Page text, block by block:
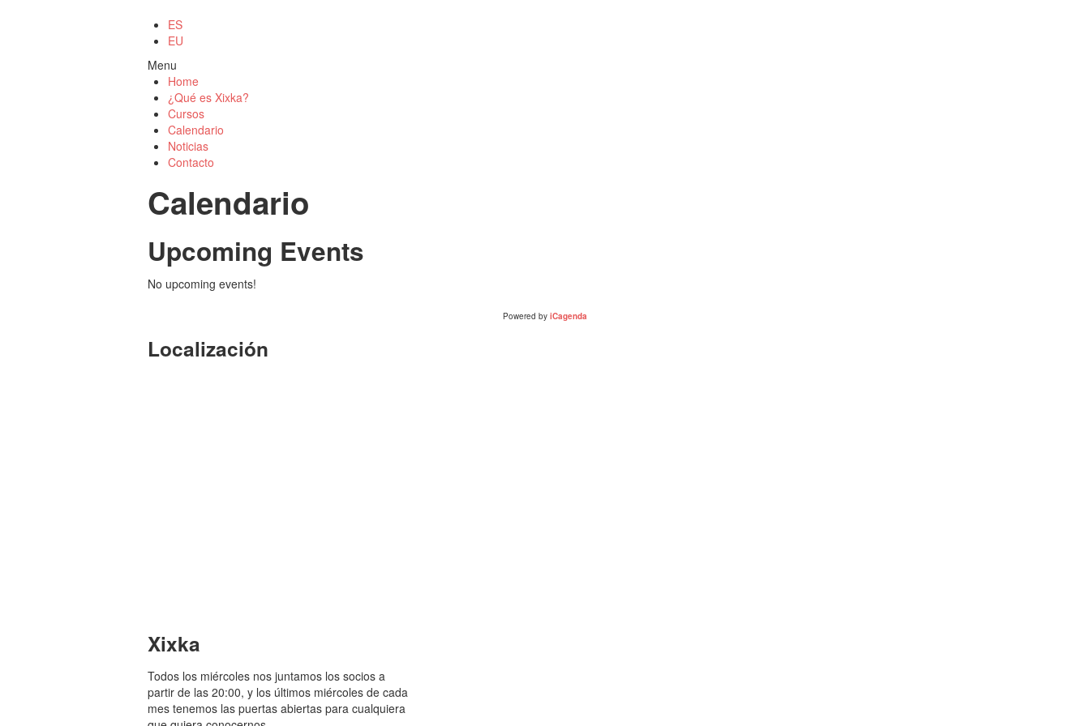
ES
EU
Menu
Home
¿Qué es Xixka?
Cursos
Calendario
Noticias
Contacto
Calendario
Upcoming Events
No upcoming events!
Powered by iCagenda
Localización
Xixka
Todos los miércoles nos juntamos los socios a
partir de las 20:00, y los últimos miércoles de cada
mes tenemos las puertas abiertas para cualquiera